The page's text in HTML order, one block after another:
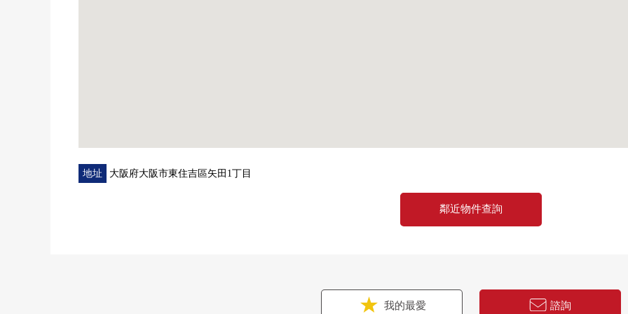
地址 大阪府大阪市東住吉區矢田1丁目
鄰近物件查詢
我的最愛 諮詢